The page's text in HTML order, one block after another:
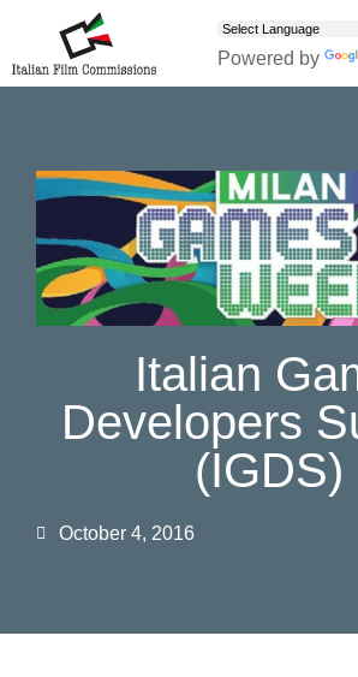
Powered by
Italian
Developers
(IGDS)
October 4, 2016